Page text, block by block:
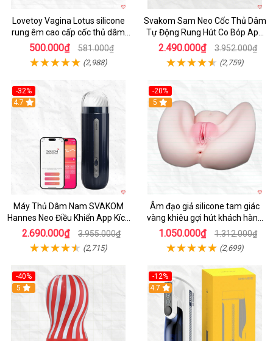
Lovetoy Vagina Lotus silicone
rung êm cao cấp cốc thủ dâm
nam
500.000₫ 581.000₫
(2,988)
Svakom Sam Neo Cốc Thủ Dâm
Tự Động Rung Hút Co Bóp App
Điều Khiển
2.490.000₫ 3.952.000₫
(2,759)
-32%
Hot
4.7
Máy Thủ Dâm Nam SVAKOM
Hannes Neo Điều Khiển App Kích
Thích
2.690.000₫ 3.955.000₫
(2,715)
-20%
Hot
5
Âm đạo giả silicone tam giác
vàng khiêu gợi hút khách hàng
nam
1.050.000₫ 1.312.000₫
(2,699)
-40%
Hot
5
-12%
Hot
4.7